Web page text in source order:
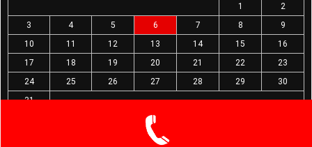
1
2
3
4 5 6 7 8
9
10
11 12 13 14 15
16
17
18 19 20 21 22
23
24
25 26 27 28 29
30
31
« Mar